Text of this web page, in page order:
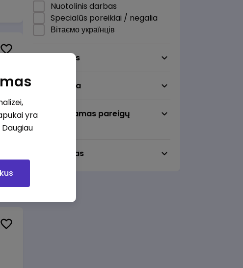
Nuotolinis darbas
Specialūs poreikiai / negalia
Вітаємо українців
Darbo sritis
Darbo vieta
Pageidaujamas pareigų
Darbo laikas
yra